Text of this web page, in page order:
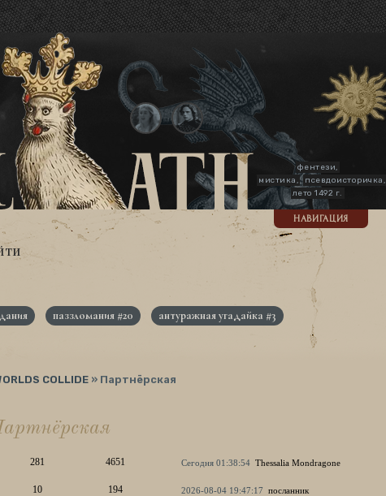
фентези,
мистика,
псевдоисторичка,
лето 1492 г.
НАВИГАЦИЯ
паззломания #20 антуражная угадайка #3
COLLIDE » Партнёрская
281 4651 Сегодня 01:38:54 Thessalia Mondragone
10 194 2026-08-04 19:47:17 посланник